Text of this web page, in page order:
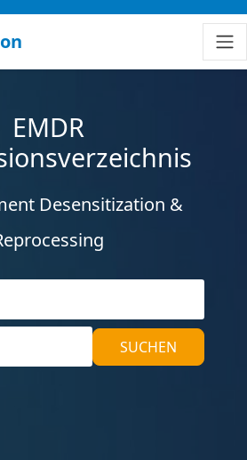
EMDR
Desensitization &
SUCHEN